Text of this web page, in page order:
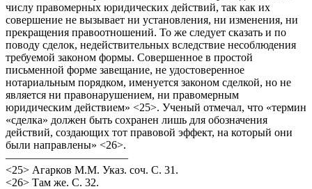
числу правомерных юридических действий, так как их
совершение не вызывает ни установления, ни изменения, ни
прекращения правоотношений. То же следует сказать и по
поводу сделок, недействительных вследствие несоблюдения
требуемой законом формы. Совершенное в простой
письменной форме завещание, не удостоверенное
нотариальным порядком, именуется законом сделкой, но не
является ни правонарушением, ни правомерным
юридическим действием» <25>. Ученый отмечал, что «термин
«сделка» должен быть сохранен лишь для обозначения
действий, создающих тот правовой эффект, на который они
были направлены» <26>.
———————————
<25> Агарков М.М. Указ. соч. С. 31.
<26> Там же. С. 32.